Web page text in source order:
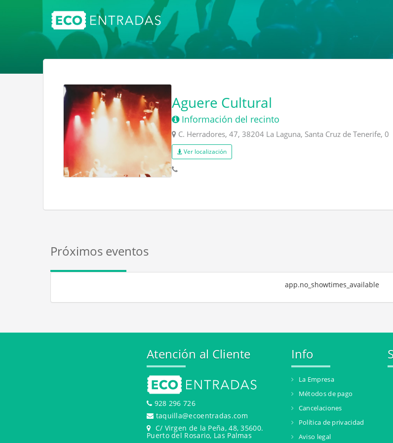
Aguere Cultural
Información del recinto
C. Herradores, 47, 38204 La Laguna, Santa Cruz de Tenerife, 0
Ver localización
Próximos eventos
app.no_showtimes_available
Atención al Cliente
928 296 726
taquilla@ecoentradas.com
C/ Virgen de la Peña, 48, 35600.
Puerto del Rosario, Las Palmas
Info
La Empresa
Métodos de pago
Cancelaciones
Política de privacidad
Aviso legal